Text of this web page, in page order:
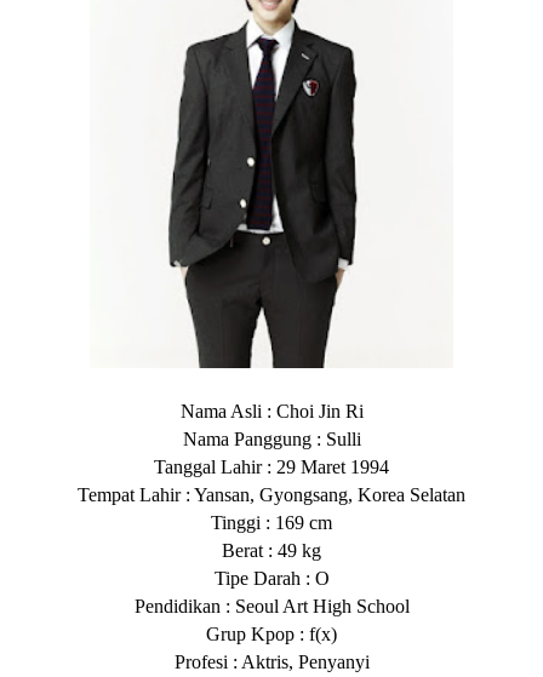
Nama Asli : Choi Jin Ri
Nama Panggung : Sulli
Tanggal Lahir : 29 Maret 1994
Tempat Lahir : Yansan, Gyongsang, Korea Selatan
Tinggi : 169 cm
Berat : 49 kg
Tipe Darah : O
Pendidikan : Seoul Art High School
Grup Kpop : f(x)
Profesi : Aktris, Penyanyi